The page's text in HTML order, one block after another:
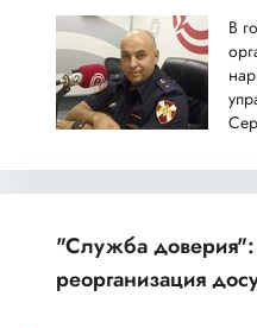
В
"Служба доверия":
реорганизация